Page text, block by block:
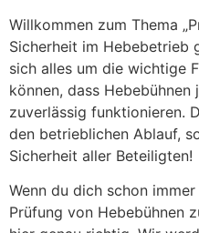
Willkommen zum Thema
Sicherheit im Hebebetrieb
sich alles um die wichtige
können, dass
zuverlässig funktionieren.
den betrieblichen Ablauf,
Sicherheit aller Beteiligten!
Wenn du dich schon
Prüfung von Hebebühnen